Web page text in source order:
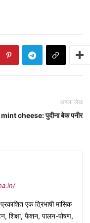
अगला लेख
mint cheese: पुदीना बेक पनीर
एक त्रिभाषी मासिक
शिक्षा, फैशन, पालन-पोषण,